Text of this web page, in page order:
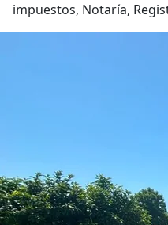
impuestos, Notaría,